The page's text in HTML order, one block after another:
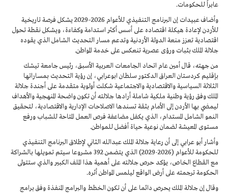
عابراً للحكومات.
وأضاف عبيدات إن البرنامج التنفيذي للأعوام 2026–2029 يشكل فرصة تاريخية
للأردن لإعادة هيكلة اقتصاده على أسس أكثر استدامة وكفاءة، ويشكل نقطة تحول
اقتصادية تعزز منعة الدولة الأردنية وتدعم مسار التحديث الشامل الذي يقوده
جلالة الملك بثبات ورؤى عصرية تنعكس على خدمة المواطن.
من جهته، قال أمين عام اتحاد الجامعات العربية الأسبق، رئيس جامعة تيشك
بإقليم كردستان العراق الدكتور سلطان ابوعرابي، إن رؤية التحديث بمساراتها
الثلاثة السياسية والاقتصادية والاجتماعية شكلت أولوية متقدمة على أجندة جلالة
الملك وفق رؤية وطنية ملكية شاملة أرادها جلالته أن تكون واضحة المنهجية والأهداف
ليمضي بها الأردن إلى الأمام بثقة تسندها الاصلاحات الإدارية والاقتصادية، لتحقيق
النمو الشامل المستدام، الذي يكفل مضاعفة فرص العمل المتاحة للشباب ورفع
مستوى المعيشة لضمان نوعية حياة أفضل للمواطن.
وأشار أبو عرابي إلى أن رعاية جلالة الملك عبدالله الثاني لإطلاق البرنامج التنفيذي
للحكومة للأعوام (2026-2029) الذي يتضمن 392 مشروعا سيتم تمويلها بالشراكة
مع القطاع الخاص، يؤكد حرص جلالته على أهمية هذا الملف الكبير والذي ستتولى
الحكومة ترجمته على أرض الواقع ليلمس المواطن أثره.
وقال إن جلالة الملك يحرص دائما على أن تكون الخطط والبرامج المنفذة وفق برامج